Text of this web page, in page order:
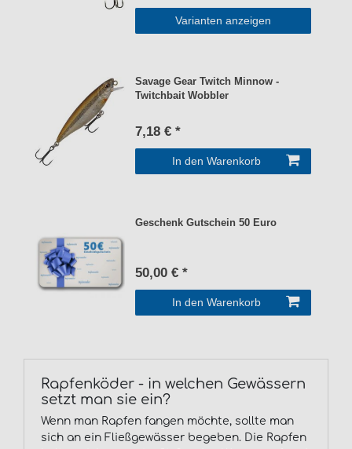
Varianten anzeigen
Savage Gear Twitch Minnow -
Twitchbait Wobbler
7,18 € *
In den Warenkorb
Geschenk Gutschein 50 Euro
50,00 € *
In den Warenkorb
Rapfenköder - in welchen Gewässern
setzt man sie ein?
Wenn man Rapfen fangen möchte, sollte man
sich an ein Fließgewässer begeben. Die Rapfen